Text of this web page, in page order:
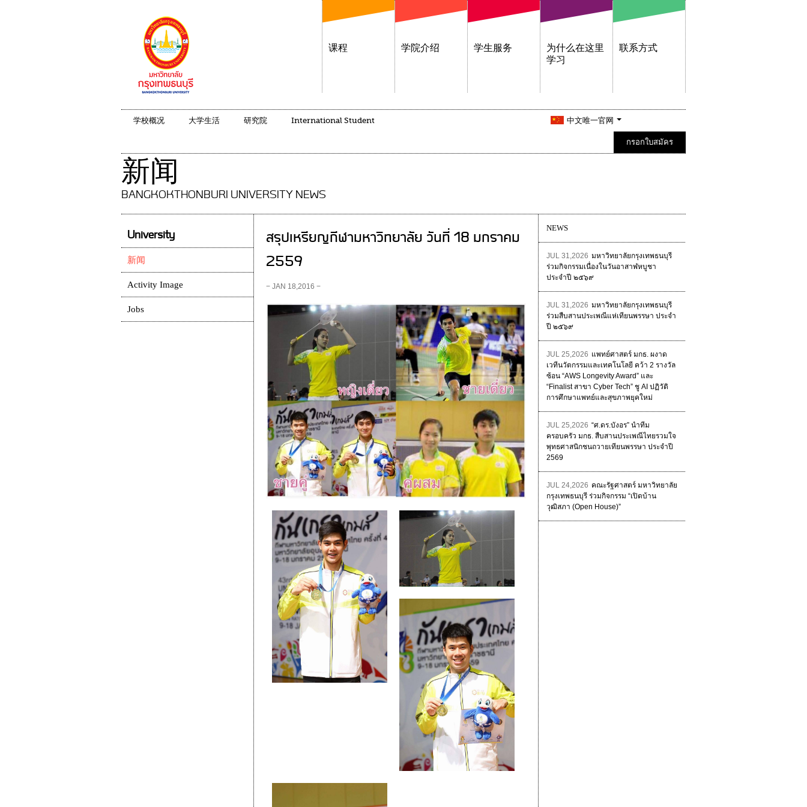
课程 学院介绍 学生服务
为什么在这里
学习
联系方式
学校概况 大学生活 研究院 International Student 中文唯一官网
กรอกใบสมัคร
新闻
BANGKOKTHONBURI UNIVERSITY NEWS
สรุปเหรียญกีฬามหาวิทยาลัย วันที่ 18 มกราคม
2559
− JAN 18,2016 −
NEWS
JUL 31,2026 มหาวิทยาลัยกรุงเทพธนบุรี
ร่วมกิจกรรมเนื่องในวันอาสาฬหบูชา
ประจำปี ๒๕๖๙
JUL 31,2026 มหาวิทยาลัยกรุงเทพธนบุรี
ร่วมสืบสานประเพณีแห่เทียนพรรษา ประจำ
ปี ๒๕๖๙
JUL 25,2026 แพทย์ศาสตร์ มกธ. ผงาด
เวทีนวัตกรรมและเทคโนโลยี คว้า 2 รางวัล
ซ้อน “AWS Longevity Award” และ
“Finalist สาขา Cyber Tech” ชู AI ปฏิวัติ
การศึกษาแพทย์และสุขภาพยุคใหม่
JUL 25,2026 “ศ.ดร.บังอร” นำทีม
ครอบครัว มกธ. สืบสานประเพณีไทยรวมใจ
พุทธศาสนิกชนถวายเทียนพรรษา ประจำปี
2569
JUL 24,2026 คณะรัฐศาสตร์ มหาวิทยาลัย
กรุงเทพธนบุรี ร่วมกิจกรรม “เปิดบ้าน
วุฒิสภา (Open House)”
University
新闻
Activity Image
Jobs